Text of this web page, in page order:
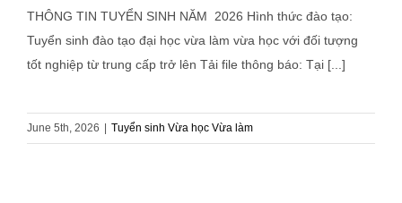
THÔNG TIN TUYỂN SINH NĂM 2026 Hình thức đào tạo:
Tuyển sinh đào tạo đại học vừa làm vừa học với đối tượng
tốt nghiệp từ trung cấp trở lên Tải file thông báo: Tại [...]
June 5th, 2026 Tuyển sinh Vừa học Vừa làm